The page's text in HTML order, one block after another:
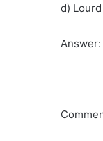
d) Lourd
Answer: